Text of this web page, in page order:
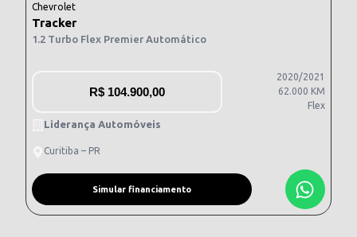
Chevrolet
Tracker
1.2 Turbo Flex Premier Automático
R$ 104.900,00
2020/2021
62.000 KM
Flex
Liderança Automóveis
Curitiba – PR
Simular financiamento